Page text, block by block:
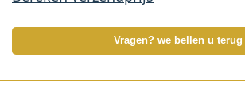
Vragen? we bellen u terug